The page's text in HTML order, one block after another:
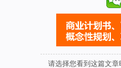
请选择您看到这篇文